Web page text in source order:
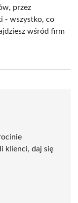
przez
- wszystko, co
wśród firm
klienci, daj się